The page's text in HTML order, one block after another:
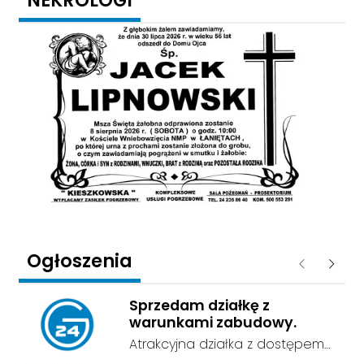
Ogłoszenia Poprzednie
Sprzedam działkę z
warunkami zabudowy.
Atrakcyjna działka z dostępem